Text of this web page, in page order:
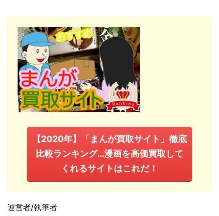
【2020年】「まんが買取サイト」徹底
比較ランキング…漫画を高価買取して
くれるサイトはこれだ！
運営者/執筆者